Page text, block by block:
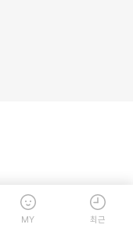
MY 최근